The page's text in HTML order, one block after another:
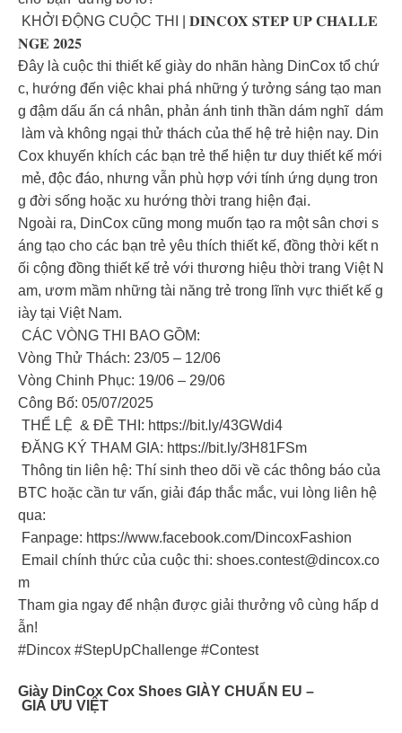
KHỞI ĐỘNG CUỘC THI | 𝐃𝐈𝐍𝐂𝐎𝐗 𝐒𝐓𝐄𝐏 𝐔𝐏 𝐂𝐇𝐀𝐋𝐋𝐄
𝐍𝐆𝐄 𝟐𝟎𝟐𝟓
Đây là cuộc thi thiết kế giày do nhãn hàng DinCox tổ chứ
c, hướng đến việc khai phá những ý tưởng sáng tạo man
g đậm dấu ấn cá nhân, phản ánh tinh thần dám nghĩ dám
làm và không ngại thử thách của thế hệ trẻ hiện nay. Din
Cox khuyến khích các bạn trẻ thể hiện tư duy thiết kế mới
mẻ, độc đáo, nhưng vẫn phù hợp với tính ứng dụng tron
g đời sống hoặc xu hướng thời trang hiện đại.
Ngoài ra, DinCox cũng mong muốn tạo ra một sân chơi s
áng tạo cho các bạn trẻ yêu thích thiết kế, đồng thời kết n
ối cộng đồng thiết kế trẻ với thương hiệu thời trang Việt N
am, ươm mầm những tài năng trẻ trong lĩnh vực thiết kế g
iày tại Việt Nam.
CÁC VÒNG THI BAO GỒM:
Vòng Thử Thách: 23/05 – 12/06
Vòng Chinh Phục: 19/06 – 29/06
Công Bố: 05/07/2025
THỂ LỆ & ĐỀ THI: https://bit.ly/43GWdi4
ĐĂNG KÝ THAM GIA: https://bit.ly/3H81FSm
Thông tin liên hệ: Thí sinh theo dõi về các thông báo của
BTC hoặc cần tư vấn, giải đáp thắc mắc, vui lòng liên hệ
qua:
Fanpage: https://www.facebook.com/DincoxFashion
Email chính thức của cuộc thi: shoes.contest@dincox.co
m
Tham gia ngay để nhận được giải thưởng vô cùng hấp d
ẫn!
#Dincox #StepUpChallenge #Contest
Giày DinCox Cox Shoes GIÀY CHUẨN EU –
GIÁ ƯU VIỆT